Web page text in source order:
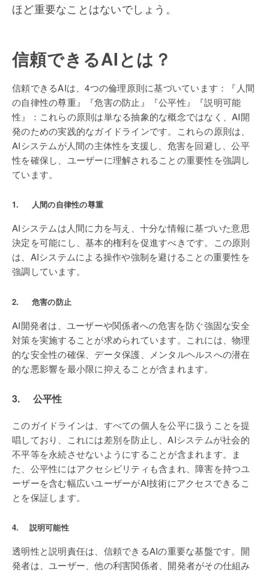
ほど重要なことはないでしょう。
信頼できるAIとは？
信頼できるAIは、4つの倫理原則に基づいています：『人間
の自律性の尊重』『危害の防止』『公平性』『説明可能
性』：これらの原則は単なる抽象的な概念ではなく、AI開
発のための実践的なガイドラインです。これらの原則は、
AIシステムが人間の主体性を支援し、危害を回避し、公平
性を確保し、ユーザーに理解されることの重要性を強調し
ています。
1. 人間の自律性の尊重
AIシステムは人間に力を与え、十分な情報に基づいた意思
決定を可能にし、基本的権利を促進すべきです。この原則
は、AIシステムによる操作や強制を避けることの重要性を
強調しています。
2. 危害の防止
AI開発者は、ユーザーや関係者への危害を防ぐ強固な安全
対策を実施することが求められています。これには、物理
的な安全性の確保、データ保護、メンタルヘルスへの潜在
的な悪影響を最小限に抑えることが含まれます。
3. 公平性
このガイドラインは、すべての個人を公平に扱うことを提
唱しており、これには差別を防止し、AIシステムが社会的
不平等を永続させないようにすることが含まれます。ま
た、公平性にはアクセシビリティも含まれ、障害を持つユ
ーザーを含む幅広いユーザーがAI技術にアクセスできるこ
とを保証します。
4. 説明可能性
透明性と説明責任は、信頼できるAIの重要な基盤です。開
発者は、ユーザー、他の利害関係者、開発者がその仕組み